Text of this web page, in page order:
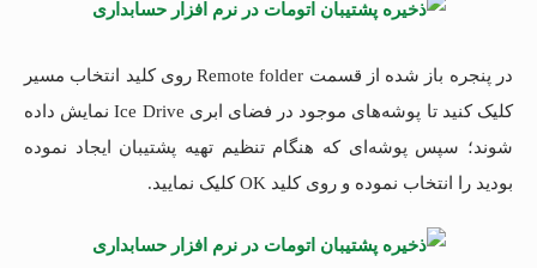
در پنجره باز شده از قسمت Remote folder روی کلید انتخاب مسیر
کلیک کنید تا پوشه‌های موجود در فضای ابری Ice Drive نمایش داده
شوند؛ سپس پوشه‌ای که هنگام تنظیم تهیه پشتیبان ایجاد نموده
بودید را انتخاب نموده و روی کلید OK کلیک نمایید.